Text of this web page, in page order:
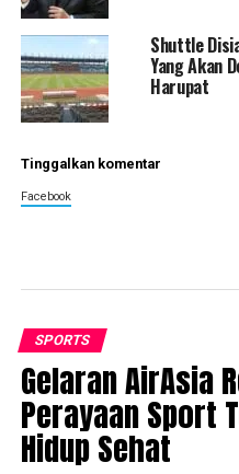
Shuttle
Yang Akan
Harupat
Tinggalkan komentar
Facebook
SPORTS
Gelaran AirAsia
Perayaan Sport
Hidup Sehat